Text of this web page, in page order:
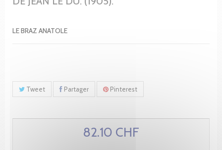
LE BRAZ ANATOLE
Tweet Partager Pinterest
82.10 CHF